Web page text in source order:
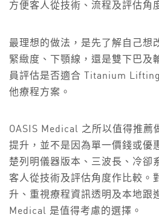
方便客人從技術、流程及評估角
最理想的做法，是先了解自己想
緊緻度、下顎線，還是雙下巴及
員評估是否適合 Titanium
他療程方案。
OASIS Medical 之所以值得推
提升，並不是因為單一價錢或優
楚列明儀器版本、三波長、冷卻
客人從技術及評估角度作比較。
升、重視療程資訊透明及本地跟
Medical 是值得考慮的選擇。